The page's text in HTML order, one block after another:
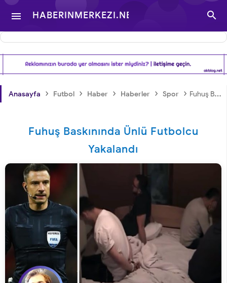
 HABERINMERKEZI.NET
- TÜRKIYE VE DÜNYA
GÜNDEMINDEN

Anasayfa › Futbol › Haber › Haberler › Spor › Fuhuş Baskınında Ünlü Futbolcu Yakalandı
Fuhuş Baskınında Ünlü Futbolcu
Yakalandı